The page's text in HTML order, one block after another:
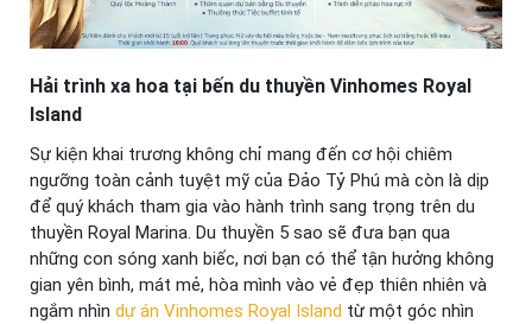
Hải trình xa hoa tại bến du thuyền Vinhomes Royal
Island
Sự kiện khai trương không chỉ mang đến cơ hội chiêm
ngưỡng toàn cảnh tuyệt mỹ của Đảo Tỷ Phú mà còn là dịp
để quý khách tham gia vào hành trình sang trọng trên du
thuyền Royal Marina. Du thuyền 5 sao sẽ đưa bạn qua
những con sóng xanh biếc, nơi bạn có thể tận hưởng không
gian yên bình, mát mẻ, hòa mình vào vẻ đẹp thiên nhiên và
ngắm nhìn dự án Vinhomes Royal Island từ một góc nhìn